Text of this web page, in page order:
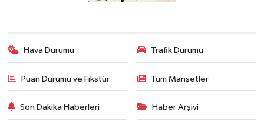
Hava Durumu Trafik Durumu
Puan Durumu ve Fikstür Tüm Manşetler
Son Dakika Haberleri Haber Arşivi